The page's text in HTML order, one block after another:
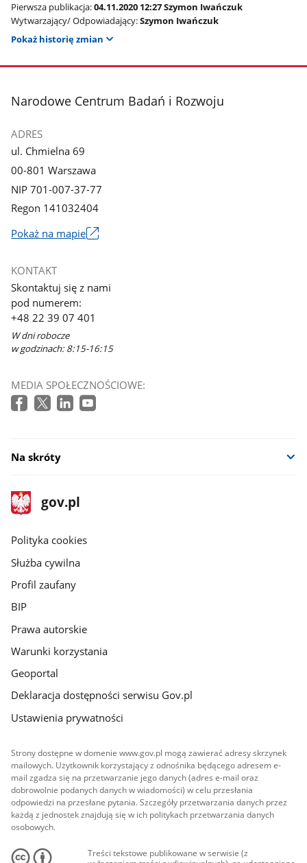
Pierwsza publikacja:04.11.2020 12:27 Szymon Iwańczuk
Wytwarzający/ Odpowiadający:Szymon Iwańczuk
Pokaż historię zmian
stopka
Narodowe Centrum Badań i Rozwoju
ADRES
ul. Chmielna 69
00-801 Warszawa
NIP 701-007-37-77
Regon 141032404
Pokaż na mapie
się
w
nowym
oknie
KONTAKT
Skontaktuj się z nami
pod numerem:
+48 22 39 07 401
W dni robocze
w godzinach: 8:15-16:15
MEDIA SPOŁECZNOŚCIOWE:
Na skróty
stopka
gov.pl
Strona
gov.pl
gov.pl
Polityka cookies
Służba cywilna
Profil zaufany
BIP
Prawa autorskie
Warunki korzystania
Geoportal
Deklaracja dostępności serwisu Gov.pl
Ustawienia prywatności
Strony dostępne w domenie www.gov.pl mogą zawierać adresy skrzynek
mailowych. Użytkownik korzystający z odnośnika będącego adresem e-
mail zgadza się na przetwarzanie jego danych (adres e-mail oraz
dobrowolnie podanych danych w wiadomości) w celu przesłania
odpowiedzi na przesłane pytania. Szczegóły przetwarzania danych przez
każdą z jednostek znajdują się w ich politykach przetwarzania danych
osobowych.
Treści tekstowe publikowane w serwisie (z